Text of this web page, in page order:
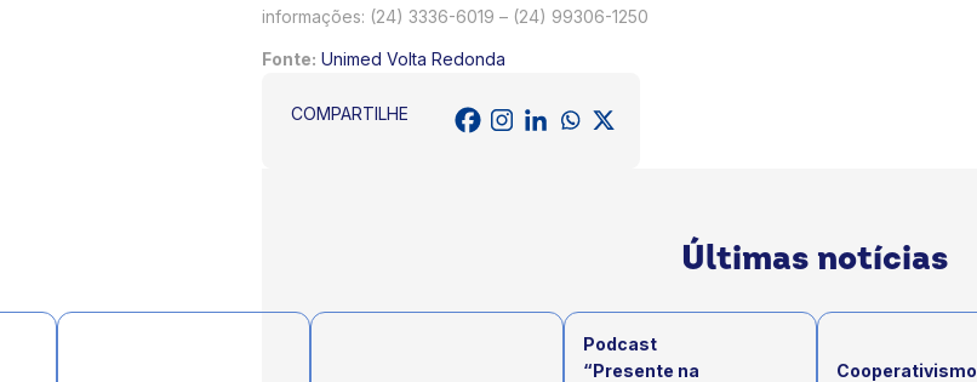
informações: (24) 3336-6019 – (24) 99306-1250
Fonte: Unimed Volta Redonda
COMPARTILHE
Últimas notícias
Podcast
“Presente na
Cooperativismo